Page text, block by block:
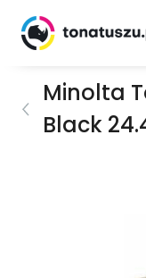
Minolta
Black